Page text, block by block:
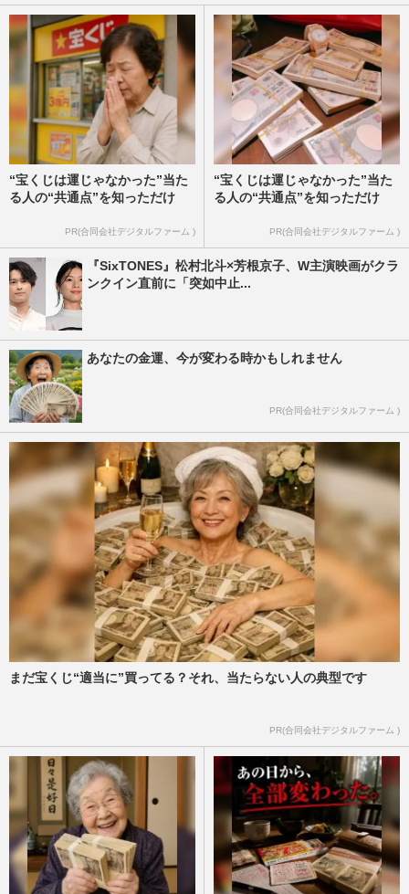
“宝くじは運じゃなかった”当た
る人の“共通点”を知っただけ
PR(合同会社デジタルファーム )
“宝くじは運じゃなかった”当た
る人の“共通点”を知っただけ
PR(合同会社デジタルファーム )
『SixTONES』松村北斗×芳根京子、W主演映画がクラ
ンクイン直前に「突如中止...
あなたの金運、今が変わる時かもしれません
PR(合同会社デジタルファーム )
まだ宝くじ“適当に”買ってる？それ、当たらない人の典型です
PR(合同会社デジタルファーム )